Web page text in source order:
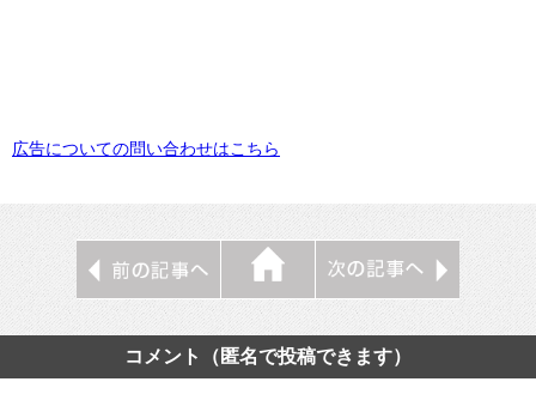
広告についての問い合わせはこちら
コメント（匿名で投稿できます）